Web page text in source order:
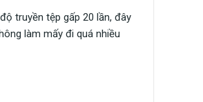
truyền tệp gấp 20 lần, đây
làm mấy đi quá nhiều